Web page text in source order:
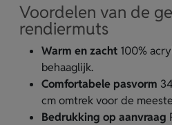
Voordelen van de
rendiermuts
Warm en zacht 100%
behaaglijk.
Comfortabele pasvorm
cm omtrek voor de
Bedrukking op aanvraag